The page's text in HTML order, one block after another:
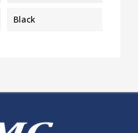
Black